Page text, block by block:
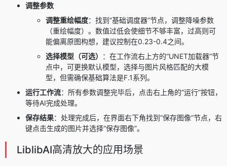
调整参数
调整重绘幅度：找到“基础调度器”节点，调整降噪参数
（重绘幅度）。数值过低会使细节不够丰富，过高则可
能偏离原图构想，建议控制在0.23-0.4之间。
选择模型（可选）
：在工作流右上方的“UNET加载器”节
点中，可更换默认模型，选择与图片风格匹配的大模
型，但需确保基础算法是F.1系列。
运行工作流：所有参数调整完毕后，点击右上角的“运行”按钮，
等待AI完成处理。
保存结果：处理完成后，在界面右下角找到“保存图像”节点，右
键点击生成的图片并选择“保存图像”。
LiblibAI高清放大的应用场景